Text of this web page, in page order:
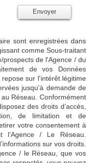
Envoyer
sont enregistrées dans
comme Sous-traitant
de l'Agence / du
de vos Données
sur l'intérêt légitime
jusqu'à demande de
Réseau. Conformément
des droits d’accès,
de limitation et de
votre consentement à
l’Agence / Le Réseau.
sur vos droits.
/ le Réseau, que vos